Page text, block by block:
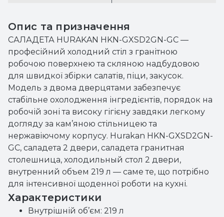
Опис та призначення
САЛАДЕТА HURAKAN HKN-GXSD2GN-GC —
професійний холодний стіл з гранітною
робочою поверхнею та скляною надбудовою
для швидкої збірки салатів, піци, закусок.
Модель з двома дверцятами забезпечує
стабільне охолодження інгредієнтів, порядок на
робочій зоні та високу гігієну завдяки легкому
догляду за кам’яною стільницею та
нержавіючому корпусу. Hurakan HKN-GXSD2GN-
GC, саладета 2 двери, саладета гранитная
столешница, холодильный стол 2 двери,
внутренний объем 219 л — саме те, що потрібно
для інтенсивної щоденної роботи на кухні.
Характеристики
Внутрішній об’єм: 219 л